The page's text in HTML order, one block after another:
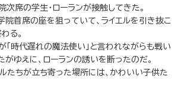
席の学生・ローランが接触してきた。
院首席の座を狙っていて、ライエルを引き抜こ
る。
「時代遅れの魔法使い」と言われながらも戦い
ゆえに、ローランの誘いを断ったのだ。
たちが立ち寄った場所には、かわいい子供た